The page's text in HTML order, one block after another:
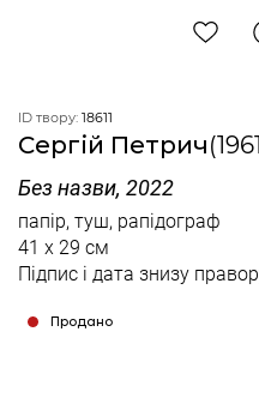
ID твору: 18611
Сергій Петрич
Без назви, 2022
папір, туш, рапідограф
41 x 29 см
Підпис і дата знизу
Продано